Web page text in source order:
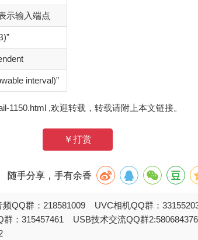
示输入端点
interval)”
1150.html ,欢迎转载，转载请附上本文链接。
￥打赏
随手分享，手有余香
QQ群：218581009 UVC相机QQ群：
：315457461 USB技术交流QQ群